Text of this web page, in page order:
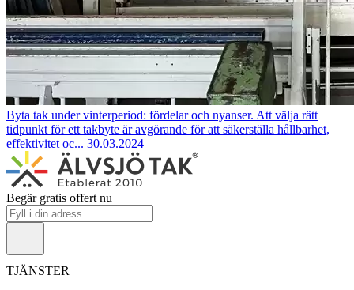
Byta tak under vinterperiod: fördelar och nyanser. Att välja rätt
tidpunkt för ett takbyte är avgörande för att säkerställa hållbarhet,
effektivitet oc... 30.03.2024
Begär gratis offert nu
TJÄNSTER